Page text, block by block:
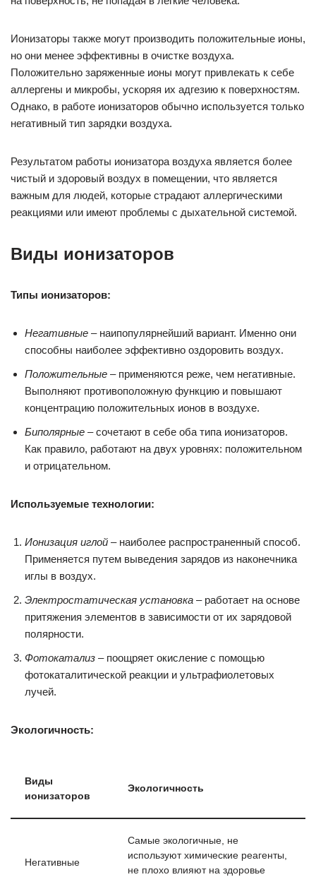
Ионизаторы также могут производить положительные ионы,
но они менее эффективны в очистке воздуха.
Положительно заряженные ионы могут привлекать к себе
аллергены и микробы, ускоряя их адгезию к поверхностям.
Однако, в работе ионизаторов обычно используется только
негативный тип зарядки воздуха.
Результатом работы ионизатора воздуха является более
чистый и здоровый воздух в помещении, что является
важным для людей, которые страдают аллергическими
реакциями или имеют проблемы с дыхательной системой.
Виды ионизаторов
Типы ионизаторов:
Негативные – наипопулярнейший вариант. Именно они
способны наиболее эффективно оздоровить воздух.
Положительные – применяются реже, чем негативные.
Выполняют противоположную функцию и повышают
концентрацию положительных ионов в воздухе.
Биполярные – сочетают в себе оба типа ионизаторов.
Как правило, работают на двух уровнях: положительном
и отрицательном.
Используемые технологии:
Ионизация иглой – наиболее распространенный способ.
Применяется путем выведения зарядов из наконечника
иглы в воздух.
Электростатическая установка – работает на основе
притяжения элементов в зависимости от их зарядовой
полярности.
Фотокатализ – поощряет окисление с помощью
фотокаталитической реакции и ультрафиолетовых
лучей.
Экологичность:
Виды
ионизаторов
Экологичность
Негативные
Самые экологичные, не
используют химические реагенты,
не плохо влияют на здоровье